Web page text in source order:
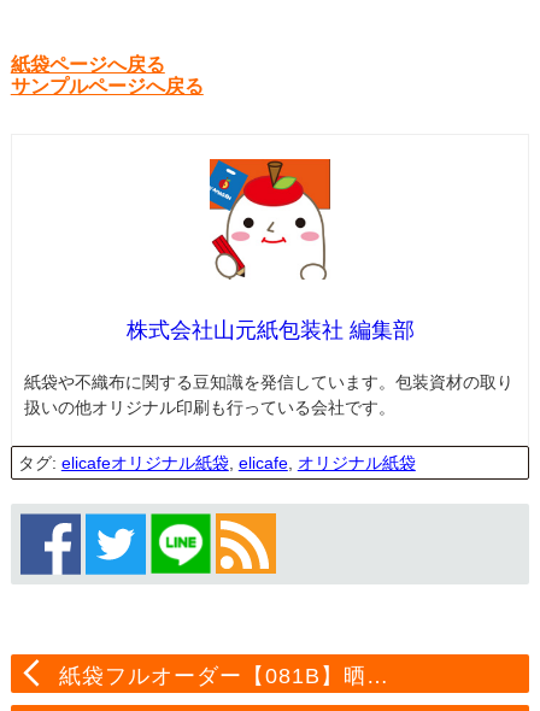
紙袋ページへ戻る
サンプルページへ戻る
株式会社山元紙包装社 編集部
紙袋や不織布に関する豆知識を発信しています。包装資材の取り
扱いの他オリジナル印刷も行っている会社です。
タグ: elicafeオリジナル紙袋, elicafe, オリジナル紙袋
紙袋フルオーダー【081B】晒…